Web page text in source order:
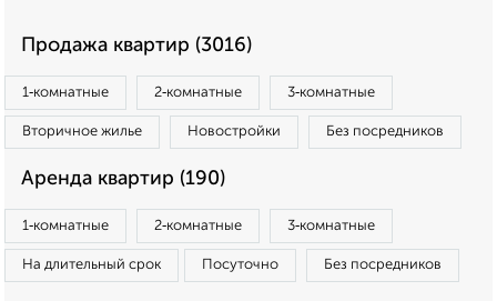
Продажа квартир (3016)
1‑комнатные 2‑комнатные 3‑комнатные
Вторичное жилье Новостройки Без посредников
Аренда квартир (190)
1‑комнатные 2‑комнатные 3‑комнатные
На длительный срок Посуточно Без посредников